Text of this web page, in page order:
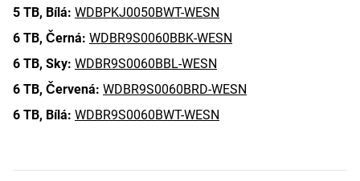
5 TB, Bílá: WDBPKJ0050BWT-WESN
6 TB, Černá: WDBR9S0060BBK-WESN
6 TB, Sky: WDBR9S0060BBL-WESN
6 TB, Červená: WDBR9S0060BRD-WESN
6 TB, Bílá: WDBR9S0060BWT-WESN